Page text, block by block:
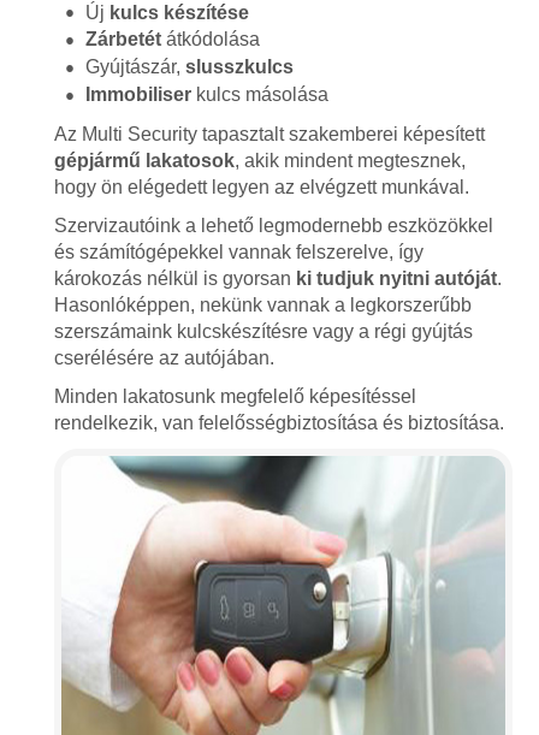
Új kulcs készítése
Zárbetétátkódolása
Gyújtászár, slusszkulcs
Immobiliserkulcs másolása
Az Multi Security tapasztalt szakemberei képesített
gépjármű lakatosok, akik mindent megtesznek,
hogy ön elégedett legyen az elvégzett munkával.
Szervizautóink a lehető legmodernebb eszközökkel
és számítógépekkel vannak felszerelve, így
károkozás nélkül is gyorsan ki tudjuk nyitni autóját.
Hasonlóképpen, nekünk vannak a legkorszerűbb
szerszámaink kulcskészítésre vagy a régi gyújtás
cserélésére az autójában.
Minden lakatosunk megfelelő képesítéssel
rendelkezik, van felelősségbiztosítása és biztosítása.